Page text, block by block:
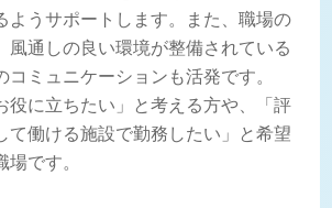
ようサポートします。また、職場の
風通しの良い環境が整備されている
コミュニケーションも活発です。
役に立ちたい」と考える方や、「評
て働ける施設で勤務したい」と希望
です。